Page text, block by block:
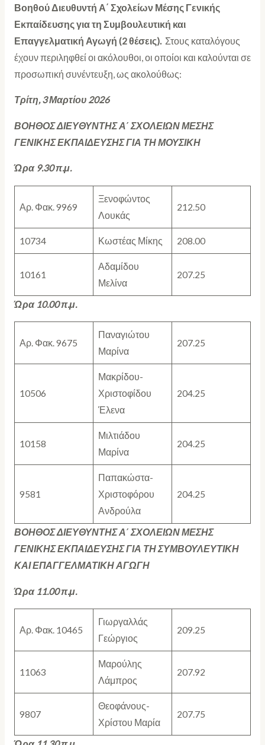
Βοηθού Διευθυντή Α΄ Σχολείων Μέσης Γενικής
Εκπαίδευσης για τη Συμβουλευτική και
Επαγγελματική Αγωγή (2 θέσεις). Στους καταλόγους
έχουν περιληφθεί οι ακόλουθοι, οι οποίοι και καλούνται σε
προσωπική συνέντευξη, ως ακολούθως:
Τρίτη, 3 Μαρτίου 2026
ΒΟΗΘΟΣ ΔΙΕΥΘΥΝΤΗΣ Α΄ ΣΧΟΛΕΙΩΝ ΜΕΣΗΣ
ΓΕΝΙΚΗΣ ΕΚΠΑΙΔΕΥΣΗΣ ΓΙΑ ΤΗ ΜΟΥΣΙΚΗ
Ώρα 9.30 π.μ.
Αρ. Φακ. 9969
Ξενοφώντος
Λουκάς
212.50
10734 Κωστέας Μίκης 208.00
10161
Αδαμίδου
Μελίνα
207.25
Ώρα 10.00 π.μ.
Αρ. Φακ. 9675
Παναγιώτου
Μαρίνα
207.25
10506
Μακρίδου-
Χριστοφίδου
Έλενα
204.25
10158
Μιλτιάδου
Μαρίνα
204.25
9581
Παπακώστα-
Χριστοφόρου
Ανδρούλα
204.25
ΒΟΗΘΟΣ ΔΙΕΥΘΥΝΤΗΣ Α΄ ΣΧΟΛΕΙΩΝ ΜΕΣΗΣ
ΓΕΝΙΚΗΣ ΕΚΠΑΙΔΕΥΣΗΣ ΓΙΑ ΤΗ ΣΥΜΒΟΥΛΕΥΤΙΚΗ
ΚΑΙ ΕΠΑΓΓΕΛΜΑΤΙΚΗ ΑΓΩΓΗ
Ώρα 11.00 π.μ.
Αρ. Φακ. 10465
Γιωργαλλάς
Γεώργιος
209.25
11063
Μαρούλης
Λάμπρος
207.92
9807
Θεοφάνους-
Χρίστου Μαρία
207.75